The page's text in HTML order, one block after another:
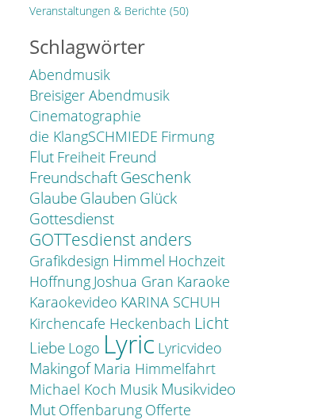
Veranstaltungen & Berichte (50)
Schlagwörter
Abendmusik
Breisiger Abendmusik
Cinematographie
die KlangSCHMIEDE Firmung
Flut Freiheit Freund
Freundschaft Geschenk
Glaube Glauben Glück
Gottesdienst
GOTTesdienst anders
Grafikdesign Himmel Hochzeit
Hoffnung Joshua Gran Karaoke
Karaokevideo KARINA SCHUH
Kirchencafe Heckenbach Licht
Liebe Logo Lyric Lyricvideo
Makingof Maria Himmelfahrt
Michael Koch Musik Musikvideo
Mut Offenbarung Offerte